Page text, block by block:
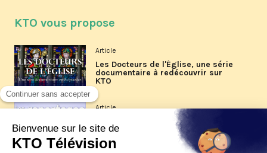
KTO vous propose
Article
Les Docteurs de l'Église, une série
documentaire à redécouvrir sur
KTO
Article
Les reportages d'été 2026 de KTO